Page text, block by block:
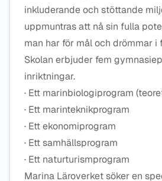
inkluderande och stöttande
uppmuntras att nå sin fulla
man har för mål och drömmar i
Skolan erbjuder fem
inriktningar.
· Ett marinbiologiprogram
· Ett marinteknikprogram
· Ett ekonomiprogram
· Ett samhällsprogram
· Ett naturturismprogram
Marina Läroverket söker en